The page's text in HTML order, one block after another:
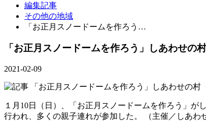
編集記事
その他の地域
「お正月スノードームを作ろう…
「お正月スノードームを作ろう」しあわせの
2021-02-09
１月10日（日）、「お正月スノードームを作ろう」
行われ、多くの親子連れが参加した。 （主催／しあわ